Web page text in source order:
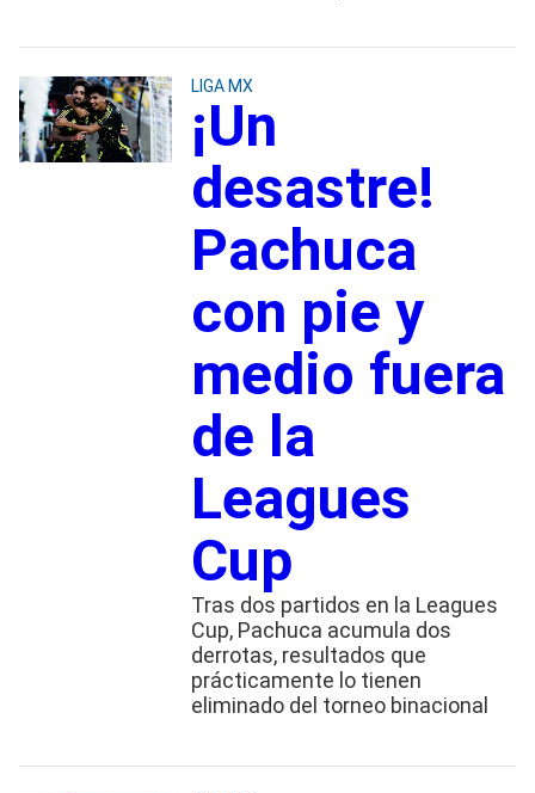
LIGA MX
¡Un
desastre!
Pachuca
con pie y
medio fuera
de la
Leagues
Cup
Tras dos partidos en la Leagues
Cup, Pachuca acumula dos
derrotas, resultados que
prácticamente lo tienen
eliminado del torneo binacional